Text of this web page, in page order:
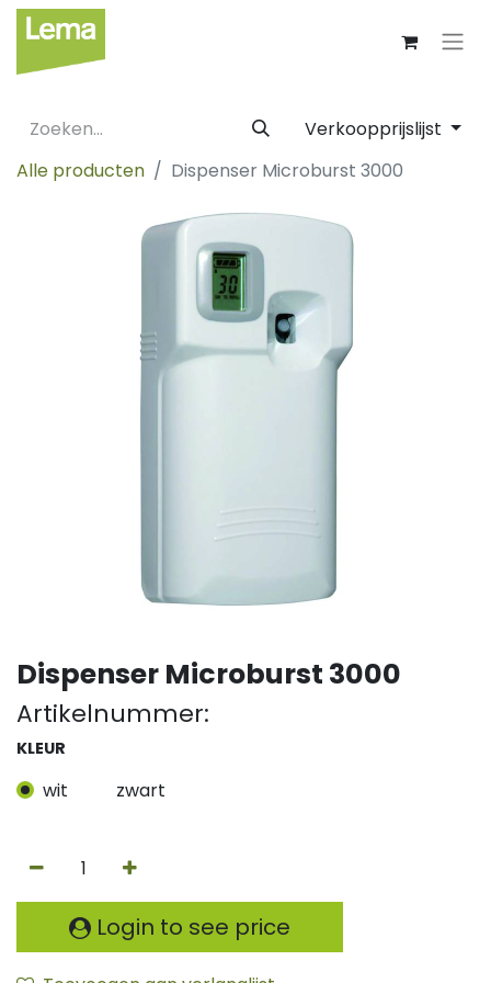
Verkoopprijslijst
Alle producten
Dispenser Microburst 3000
Dispenser Microburst 3000
Artikelnummer:
KLEUR
wit zwart
Login to see price